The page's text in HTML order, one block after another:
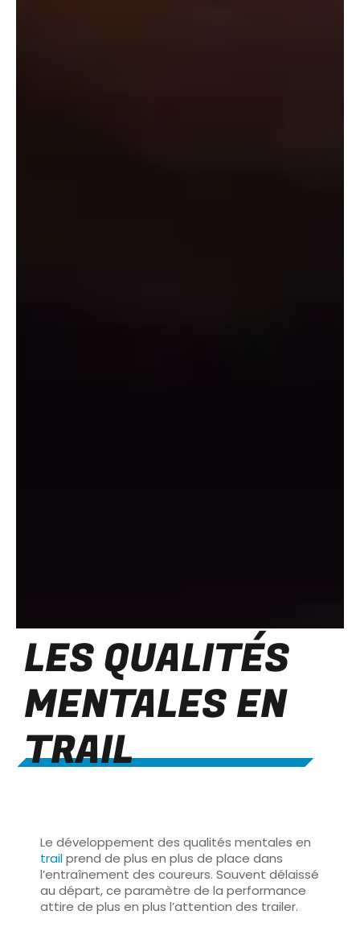
LES QUALITÉS
MENTALES EN
TRAIL
Le développement des qualités mentales en
trailprend de plus en plus de place dans
l’entraînement des coureurs. Souvent délaissé
au départ, ce paramètre de la performance
attire de plus en plus l’attention des trailer.